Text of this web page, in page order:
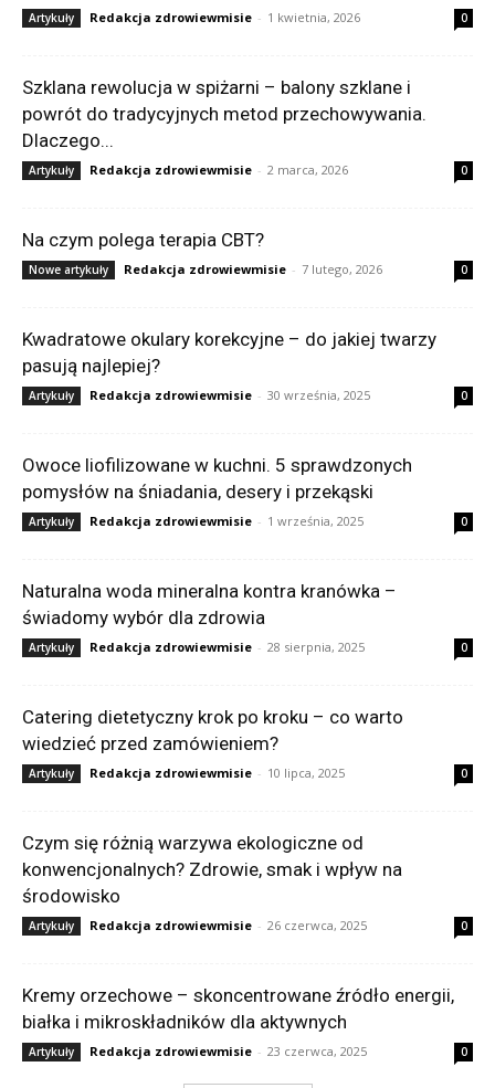
Artykuły Redakcja zdrowiewmisie - 1 kwietnia, 2026 0
Szklana rewolucja w spiżarni – balony szklane i
powrót do tradycyjnych metod przechowywania.
Dlaczego...
Artykuły Redakcja zdrowiewmisie - 2 marca, 2026 0
Na czym polega terapia CBT?
Nowe artykuły Redakcja zdrowiewmisie - 7 lutego, 2026 0
Kwadratowe okulary korekcyjne – do jakiej twarzy
pasują najlepiej?
Artykuły Redakcja zdrowiewmisie - 30 września, 2025 0
Owoce liofilizowane w kuchni. 5 sprawdzonych
pomysłów na śniadania, desery i przekąski
Artykuły Redakcja zdrowiewmisie - 1 września, 2025 0
Naturalna woda mineralna kontra kranówka –
świadomy wybór dla zdrowia
Artykuły Redakcja zdrowiewmisie - 28 sierpnia, 2025 0
Catering dietetyczny krok po kroku – co warto
wiedzieć przed zamówieniem?
Artykuły Redakcja zdrowiewmisie - 10 lipca, 2025 0
Czym się różnią warzywa ekologiczne od
konwencjonalnych? Zdrowie, smak i wpływ na
środowisko
Artykuły Redakcja zdrowiewmisie - 26 czerwca, 2025 0
Kremy orzechowe – skoncentrowane źródło energii,
białka i mikroskładników dla aktywnych
Artykuły Redakcja zdrowiewmisie - 23 czerwca, 2025 0